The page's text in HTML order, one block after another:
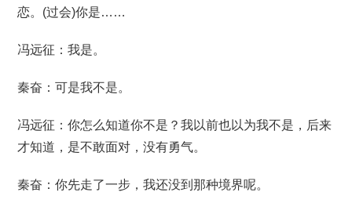
恋。(过会)你是……
冯远征：我是。
秦奋：可是我不是。
冯远征：你怎么知道你不是？我以前也以为我不是，后来
才知道，是不敢面对，没有勇气。
秦奋：你先走了一步，我还没到那种境界呢。